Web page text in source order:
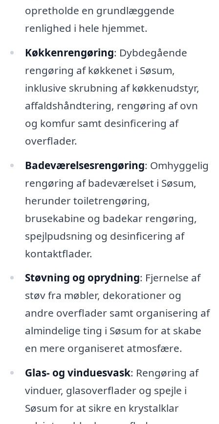
opretholde en grundlæggende
renlighed i hele hjemmet.
Køkkenrengøring: Dybdegående
rengøring af køkkenet i Søsum,
inklusive skrubning af køkkenudstyr,
affaldshåndtering, rengøring af ovn
og komfur samt desinficering af
overflader.
Badeværelsesrengøring: Omhyggelig
rengøring af badeværelset i Søsum,
herunder toiletrengøring,
brusekabine og badekar rengøring,
spejlpudsning og desinficering af
kontaktflader.
Støvning og oprydning: Fjernelse af
støv fra møbler, dekorationer og
andre overflader samt organisering af
almindelige ting i Søsum for at skabe
en mere organiseret atmosfære.
Glas- og vinduesvask: Rengøring af
vinduer, glasoverflader og spejle i
Søsum for at sikre en krystalklar